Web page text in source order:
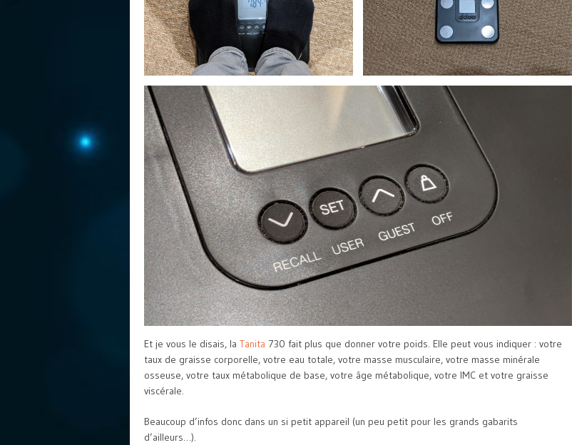
Et je vous le disais, la Tanita 730 fait plus que donner votre poids. Elle peut vous indiquer : votre
taux de graisse corporelle, votre eau totale, votre masse musculaire, votre masse minérale
osseuse, votre taux métabolique de base, votre âge métabolique, votre IMC et votre graisse
viscérale.
Beaucoup d’infos donc dans un si petit appareil (un peu petit pour les grands gabarits
d’ailleurs…).